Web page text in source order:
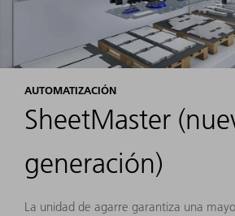
AUTOMATIZACIÓN
SheetMaster
generación)
La unidad de agarre garantiza una